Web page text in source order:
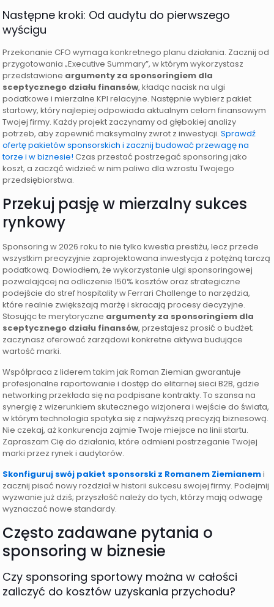
Następne kroki: Od audytu do pierwszego
wyścigu
Przekonanie CFO wymaga konkretnego planu działania. Zacznij od
przygotowania „Executive Summary”, w którym wykorzystasz
przedstawione argumenty za sponsoringiem dla
sceptycznego działu finansów, kładąc nacisk na ulgi
podatkowe i mierzalne KPI relacyjne. Następnie wybierz pakiet
startowy, który najlepiej odpowiada aktualnym celom finansowym
Twojej firmy. Każdy projekt zaczynamy od głębokiej analizy
potrzeb, aby zapewnić maksymalny zwrot z inwestycji.Sprawdź
ofertę pakietów sponsorskich i zacznij budować przewagę na
torze i w biznesie! Czas przestać postrzegać sponsoring jako
koszt, a zacząć widzieć w nim paliwo dla wzrostu Twojego
przedsiębiorstwa.
Przekuj pasję w mierzalny sukces
rynkowy
Sponsoring w 2026 roku to nie tylko kwestia prestiżu, lecz przede
wszystkim precyzyjnie zaprojektowana inwestycja z potężną tarczą
podatkową. Dowiodłem, że wykorzystanie ulgi sponsoringowej
pozwalającej na odliczenie 150% kosztów oraz strategiczne
podejście do stref hospitality w Ferrari Challenge to narzędzia,
które realnie zwiększają marżę i skracają procesy decyzyjne.
Stosując te merytoryczne argumenty za sponsoringiem dla
sceptycznego działu finansów, przestajesz prosić o budżet;
zaczynasz oferować zarządowi konkretne aktywa budujące
wartość marki.
Współpraca z liderem takim jak Roman Ziemian gwarantuje
profesjonalne raportowanie i dostęp do elitarnej sieci B2B, gdzie
networking przekłada się na podpisane kontrakty. To szansa na
synergię z wizerunkiem skutecznego wizjonera i wejście do świata,
w którym technologia spotyka się z najwyższą precyzją biznesową.
Nie czekaj, aż konkurencja zajmie Twoje miejsce na linii startu.
Zapraszam Cię do działania, które odmieni postrzeganie Twojej
marki przez rynek i audytorów.
Skonfiguruj swój pakiet sponsorski z Romanem Ziemianemi
zacznij pisać nowy rozdział w historii sukcesu swojej firmy. Podejmij
wyzwanie już dziś; przyszłość należy do tych, którzy mają odwagę
wyznaczać nowe standardy.
Często zadawane pytania o
sponsoring w biznesie
Czy sponsoring sportowy można w całości
zaliczyć do kosztów uzyskania przychodu?